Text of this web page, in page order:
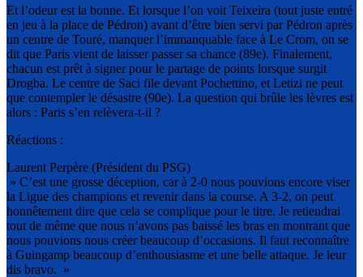
Et l’odeur est la bonne. Et lorsque l’on voit Teixeira (tout juste entré
en jeu à la place de Pédron) avant d’être bien servi par Pédron après
un centre de Touré, manquer l’immanquable face à Le Crom, on se
dit que Paris vient de laisser passer sa chance (89e). Finalement,
chacun est prêt à signer pour le partage de points lorsque surgit
Drogba. Le centre de Saci file devant Pochettino, et Letizi ne peut
que contempler le désastre (90e). La question qui brûle les lèvres est
alors : Paris s’en relèvera-t-il ?
Réactions :
Laurent Perpère (Président du PSG)
» C’est une grosse déception, car à 2-0 nous pouvions encore viser
la Ligue des champions et revenir dans la course. A 3-2, on peut
honnêtement dire que cela se complique pour le titre. Je retiendrai
tout de même que nous n’avons pas baissé les bras en montrant que
nous pouvions nous créer beaucoup d’occasions. Il faut reconnaître
à Guingamp beaucoup d’enthousiasme et une belle attaque. Je leur
dis bravo. »